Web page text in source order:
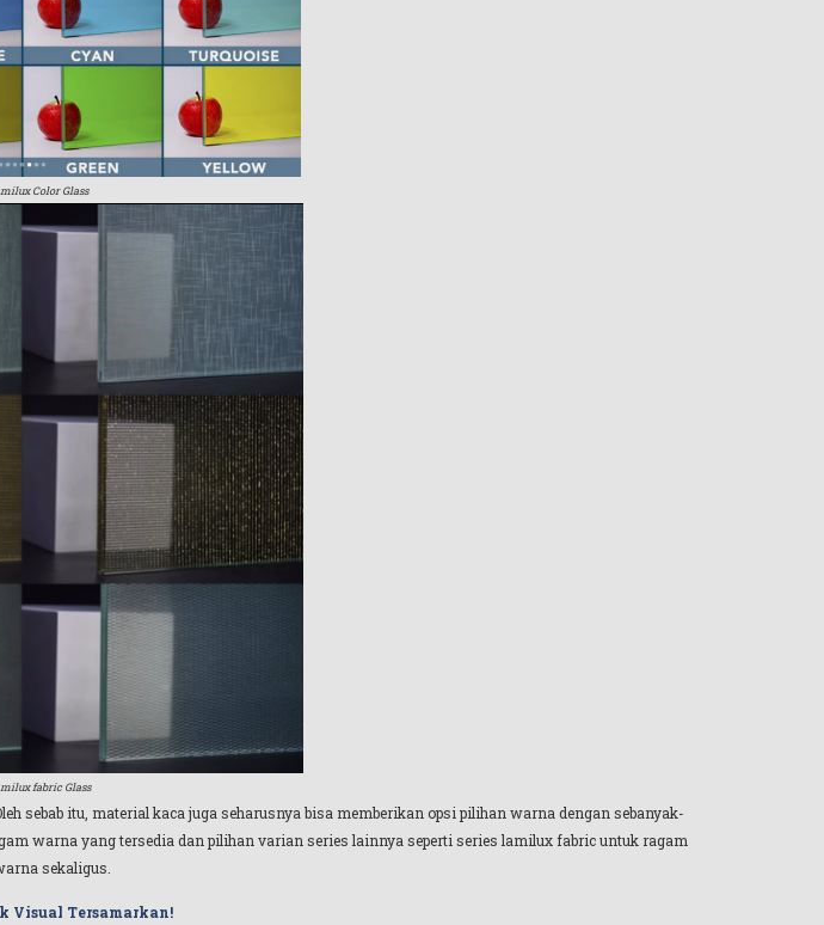
Color Glass
fabric Glass
sebab itu, material kaca juga seharusnya bisa memberikan opsi pilihan warna dengan sebanyak-
warna yang tersedia dan pilihan varian series lainnya seperti series lamilux fabric untuk ragam
sekaligus.
Visual Tersamarkan!